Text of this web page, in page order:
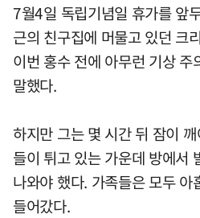
7월4일 독립기념일 휴가를 앞
근의 친구집에 머물고 있던 크
이번 홍수 전에 아무런 기상
말했다.
하지만 그는 몇 시간 뒤 잠이
들이 튀고 있는 가운데 방에서
나와야 했다. 가족들은 모두 아
들어갔다.